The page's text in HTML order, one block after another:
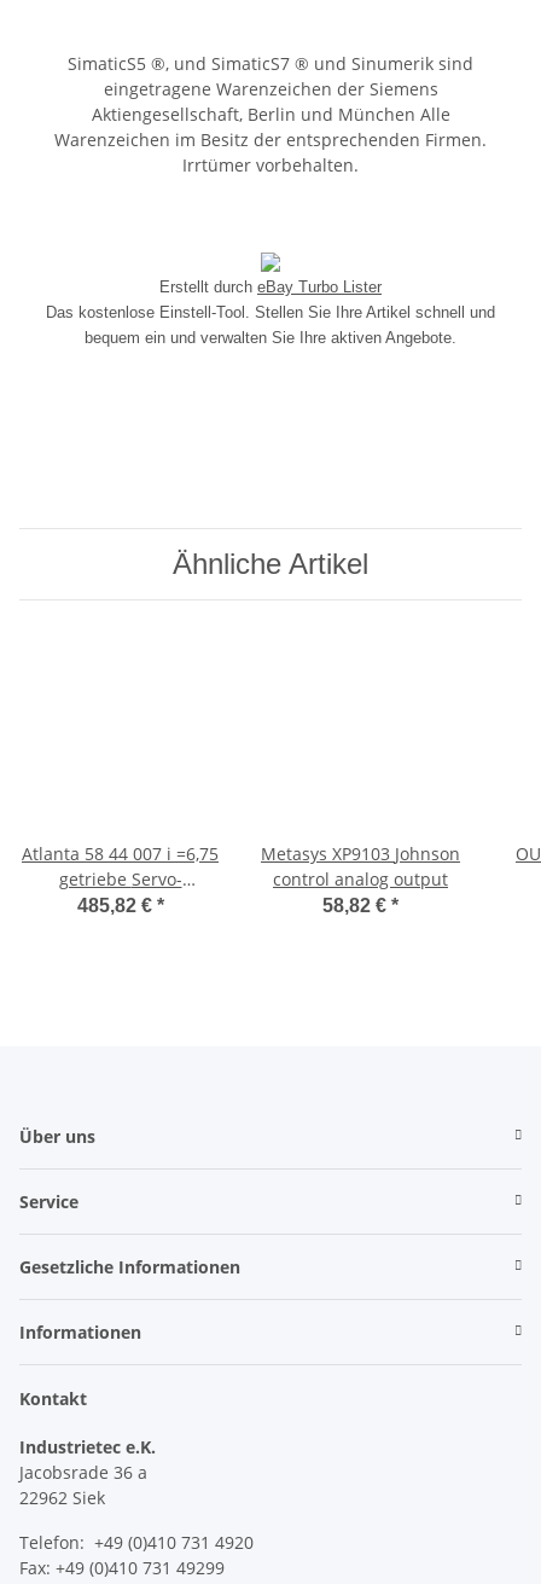
SimaticS5 ®, und SimaticS7 ® und Sinumerik sind
eingetragene Warenzeichen der Siemens
Aktiengesellschaft, Berlin und München Alle
Warenzeichen im Besitz der entsprechenden Firmen.
Irrtümer vorbehalten.
Erstellt durch eBay Turbo Lister
Das kostenlose Einstell-Tool. Stellen Sie Ihre Artikel schnell und
bequem ein und verwalten Sie Ihre aktiven Angebote.
Ähnliche Artikel
Atlanta 58 44 007 i =6,75
getriebe Servo-
Schneckengetriebe
485,82 € *
Metasys XP9103 Johnson
control analog output
58,82 € *
Über uns
Service
Gesetzliche Informationen
Informationen
Kontakt
Industrietec e.K.
Jacobsrade 36 a
22962 Siek
Telefon: +49 (0)410 731 4920
Fax: +49 (0)410 731 49299